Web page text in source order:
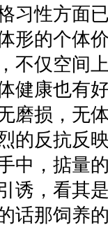
习性方面
形的个体
不仅空间
健康也有
磨损，无
的反抗反
中，掂量
诱，看其
话那饲养